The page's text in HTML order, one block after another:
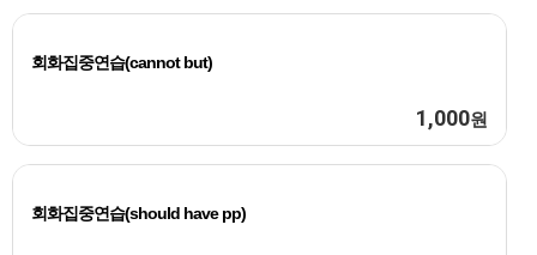
회화집중연습(cannot but)
1,000원
회화집중연습(should have pp)